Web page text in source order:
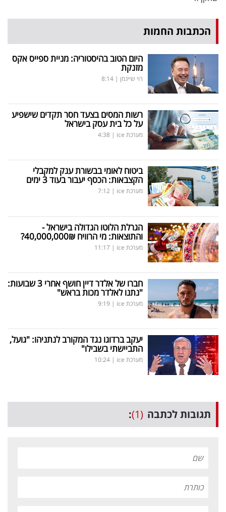
הכתבות החמות
היום הטוב בהיסטוריה: מניית ספייס אקס
מזנקת
רוי שיינמן |
8:14
רשות המסים בצעד חסר תקדים שישפיע
על כל בית עסק בישראל
מערכת ice |
4:38
ביטוח לאומי בבשורת ענק למקבלי
הקצבאות: הכסף יעבור בעוד 3 ימים
מערכת ice |
7:12
הגרלת הלוטו הגדולה בישראל -
והתוצאות: מי הרוויח 40,000,000₪?
מערכת ice |
11:17
חברו של אלדר דיין חושף אחרי 3 שבועות:
"נתנו לאלדר מכות בראש"
מערכת ice |
9:19
יעקב ברדוגו נגד המקורב לנתניהו: "גועל,
התביישתי בשבילו"
מערכת ice |
10:24
תגובות לכתבה (1)
: